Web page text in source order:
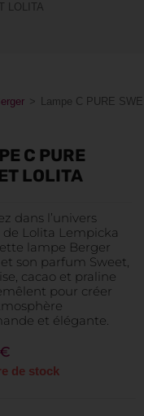
LOLITA
> Lampe C PURE
C PURE
LOLITA
dans l’univers
de Lolita Lempicka
lampe Berger
son parfum Sweet,
cacao et praline
pour créer
et élégante.
€
de stock